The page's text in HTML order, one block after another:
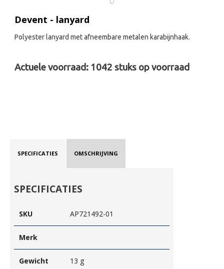
Devent - lanyard
Polyester lanyard met afneembare metalen karabijnhaak.
Actuele voorraad: 1042 stuks op voorraad
SPECIFICATIES OMSCHRIJVING
SPECIFICATIES
SKU AP721492-01
Merk
Gewicht 13 g